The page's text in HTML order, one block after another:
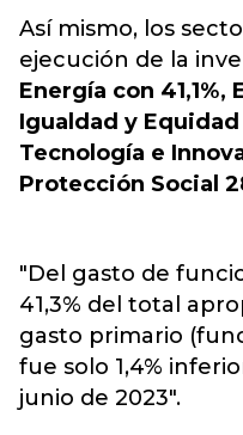
Así mismo, los
ejecución de la
Energía con 41,1%,
Igualdad y Equidad
Tecnología e
Protección Social
"Del gasto de
41,3% del total
gasto primario
fue solo 1,4%
junio de 2023".